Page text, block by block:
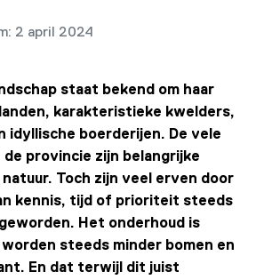
2 april 2024
staat bekend om haar
karakteristieke kwelders,
idyllische boerderijen. De vele
provincie zijn belangrijke
Toch zijn veel erven door
kennis, tijd of prioriteit steeds
Het onderhoud is
steeds minder bomen en
En dat terwijl dit juist